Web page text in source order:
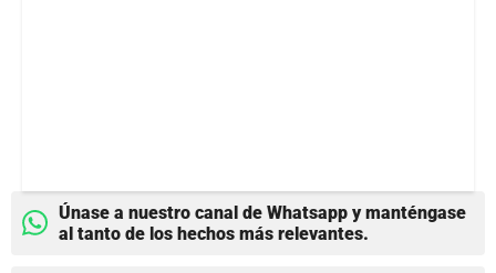
Únase a nuestro canal de Whatsapp y manténgase
al tanto de los hechos más relevantes.